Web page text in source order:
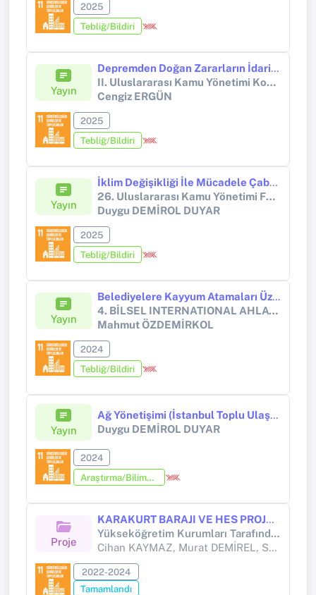
2025
Tebliğ/Bildiri
Yayın
Depremden Doğan Zararların İdari Yargıda Tazmini
II. Uluslararası Kamu Yönetimi Kongresi
Cengiz ERGÜN
2025
Tebliğ/Bildiri
Yayın
İklim Değişikliği İle Mücadele Çabalarının Kentsel Politika Belgeleri Üzerinden Bir Analizi: Kars Belediyesi Örneği
26. Uluslararası Kamu Yönetimi Forumu
Duygu DEMİROL DUYAR
2025
Tebliğ/Bildiri
Yayın
Belediyelere Kayyum Atamaları Üzerine Bir Literatür Taraması
4. BİLSEL INTERNATIONAL AHLAT SCIENTIFIC RESEARCHES CONGRESS
Mahmut ÖZDEMİRKOL
2024
Tebliğ/Bildiri
Yayın
Ağ Yönetişimi (İstanbul Toplu Ulaşım Politikası Örneğinde Teorik ve Pratik Bir Perspektif)
Duygu DEMİROL DUYAR
2024
Araştırma/Bilimsel Kitap (Tez Hariç)
Proje
KARAKURT BARAJI VE HES PROJESİ'NİN KÖY SAKİNLERİNE ETKİLERİ
Yükseköğretim Kurumları Tarafından Destekli Bilimsel Araştırma Projesi (Yükseköğretim Kurumları tarafından destekli bilimsel araştırma projesi)
Cihan KAYMAZ, Murat DEMİREL, Seda SALMAN KAYMAZ
2022-2024
Tamamlandı